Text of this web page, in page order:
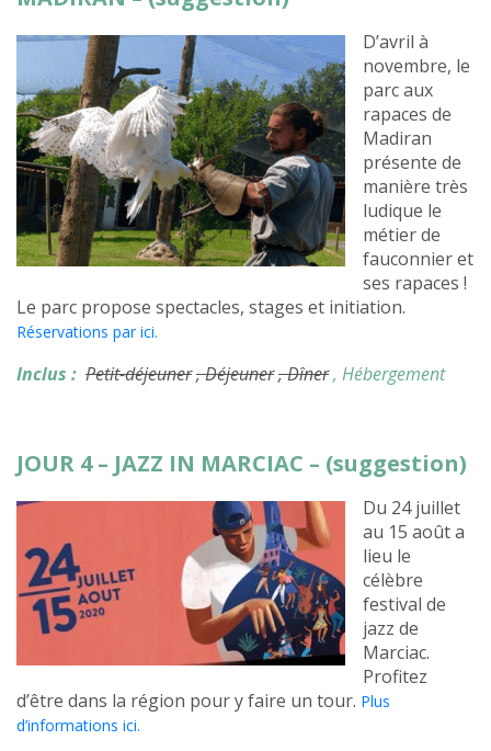
D’avril à
novembre, le
parc aux
rapaces de
Madiran
présente de
manière très
ludique le
métier de
fauconnier et
ses rapaces !
Le parc propose spectacles, stages et initiation.
Réservations par ici.
Inclus : Petit-déjeuner, Déjeuner, Dîner, Hébergement
JOUR 4 – JAZZ IN MARCIAC – (suggestion)
Du 24 juillet
au 15 août a
lieu le
célèbre
festival de
jazz de
Marciac.
Profitez
d’être dans la région pour y faire un tour. Plus
d’informations ici.